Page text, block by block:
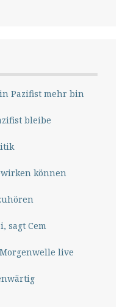
Pazifist mehr bin
bleibe
können
sagt Cem
live